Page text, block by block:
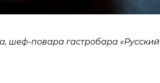
шеф-повара гастробара «Русский